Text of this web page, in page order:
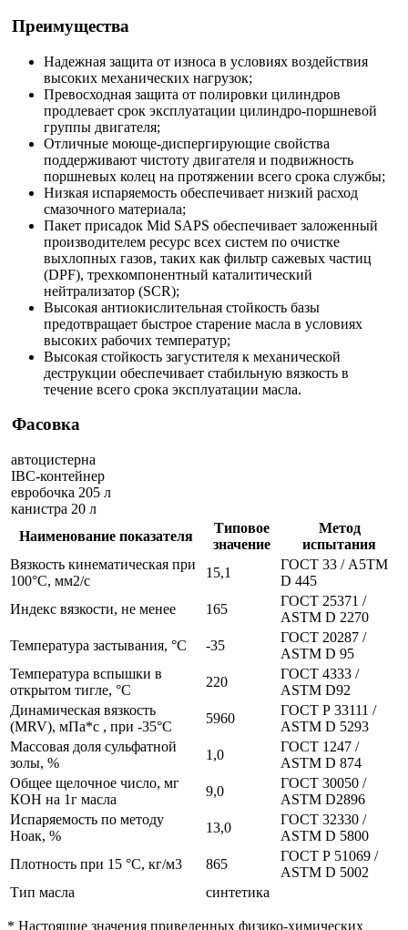
Преимущества
Надежная защита от износа в условиях воздействия
высоких механических нагрузок;
Превосходная защита от полировки цилиндров
продлевает срок эксплуатации цилиндро-поршневой
группы двигателя;
Отличные моюще-диспергирующие свойства
поддерживают чистоту двигателя и подвижность
поршневых колец на протяжении всего срока службы;
Низкая испаряемость обеспечивает низкий расход
смазочного материала;
Пакет присадок Mid SAPS обеспечивает заложенный
производителем ресурс всех систем по очистке
выхлопных газов, таких как фильтр сажевых частиц
(DPF), трехкомпонентный каталитический
нейтрализатор (SCR);
Высокая антиокислительная стойкость базы
предотвращает быстрое старение масла в условиях
высоких рабочих температур;
Высокая стойкость загустителя к механической
деструкции обеспечивает стабильную вязкость в
течение всего срока эксплуатации масла.
Фасовка
автоцистерна
IBC-контейнер
евробочка 205 л
канистра 20 л
Наименование показателя
Типовое
значение
Метод
испытания
Вязкость кинематическая при
100°С, мм2/с
15,1
ГОСТ 33 / А5ТМ
D 445
Индекс вязкости, не менее
165
ГОСТ 25371 /
АSТМ D 2270
Температура застывания, °С
-35
ГОСТ 20287 /
АSТМ D 95
Температура вспышки в
открытом тигле, °С
220
ГОСТ 4333 /
ASTM D92
Динамическая вязкость
(MRV), мПа*с , при -35°С
5960
ГОСТ Р 33111 /
ASTM D 5293
Массовая доля сульфатной
золы, %
1,0
ГОСТ 1247 /
АSТМ D 874
Общее щелочное число, мг
КОН на 1г масла
9,0
ГОСТ 30050 /
ASTM D2896
Испаряемость по методу
Ноак, %
13,0
ГОСТ 32330 /
ASTM D 5800
Плотность при 15 °С, кг/м3
865
ГОСТ Р 51069 /
ASTM D 5002
Тип масла
синтетика
* Настоящие значения приведенных физико-химических